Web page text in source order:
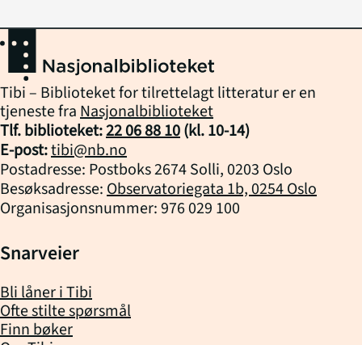
Tibi – Biblioteket for tilrettelagt litteratur er en
tjeneste fraNasjonalbiblioteket
Tlf. biblioteket:22 06 88 10(kl.10-14)
E-post:tibi@nb.no
Postadresse: Postboks 2674 Solli, 0203 Oslo
Besøksadresse:Observatoriegata 1b, 0254 Oslo
Organisasjonsnummer: 976 029 100
Snarveier
Bli låner i Tibi
Ofte stilte spørsmål
Finn bøker